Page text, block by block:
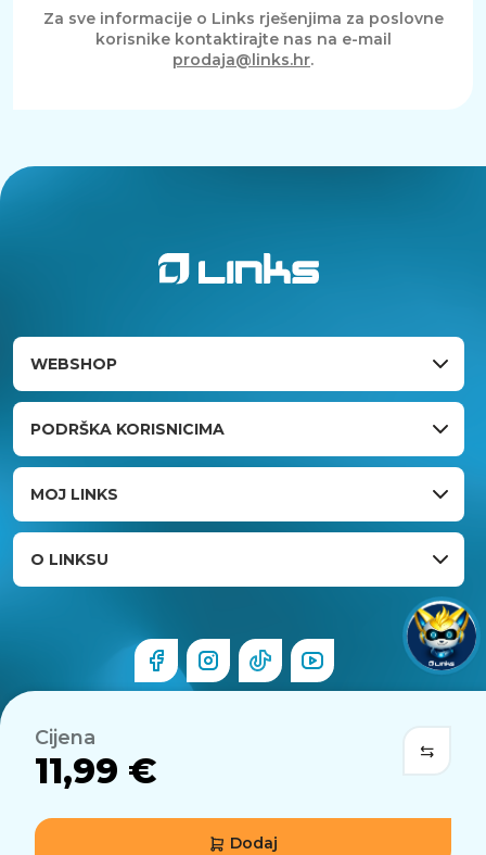
Cijena
11,99 €
Dodaj
Za sve informacije o Links rješenjima za poslovne
korisnike kontaktirajte nas na e-mail
prodaja@links.hr.
WEBSHOP
PODRŠKA KORISNICIMA
MOJ LINKS
O LINKSU